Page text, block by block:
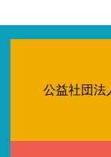
公益社団法